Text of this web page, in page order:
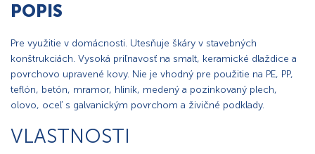
POPIS
Pre využitie v domácnosti. Utesňuje škáry v stavebných
konštrukciách. Vysoká priľnavosť na smalt, keramické dlaždice a
povrchovo upravené kovy. Nie je vhodný pre použitie na PE, PP,
teflón, betón, mramor, hliník, medený a pozinkovaný plech,
olovo, oceľ s galvanickým povrchom a živičné podklady.
VLASTNOSTI